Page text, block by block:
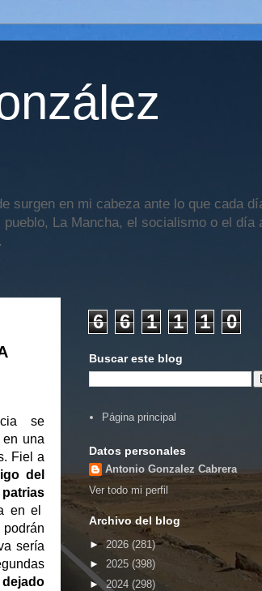
surgen en mi cabeza ante lo que cada
La Mancha, el socialismo o el día
se
una
Fiel a
del
en el
sería
6 6 1 1 1 0
Buscar este blog
Página principal
Datos personales
Antonio Gonzalez Cabrera
Ver todo mi perfil
Archivo del blog
► 2026 (281)
► 2025 (398)
►2024 (298)